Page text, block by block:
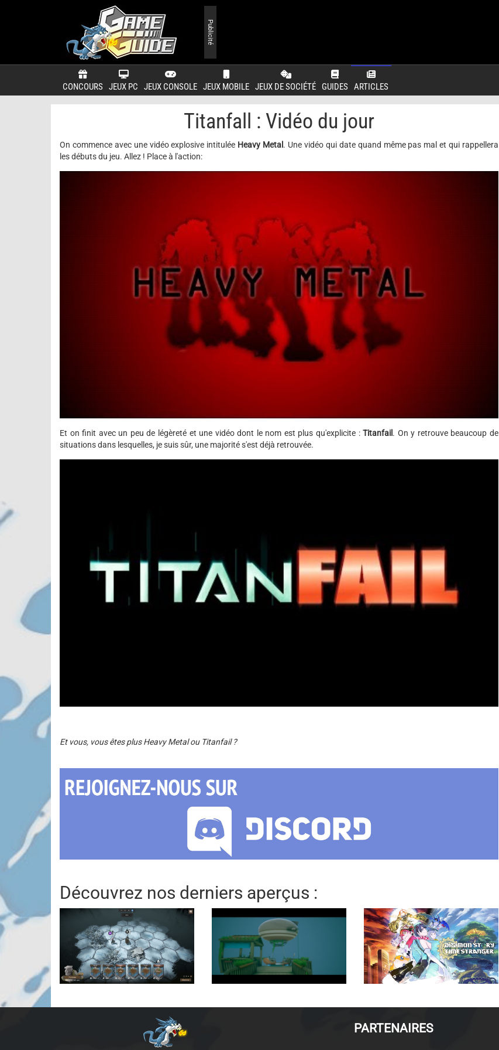
CONCOURS JEUX PC JEUX CONSOLE JEUX MOBILE JEUX DE SOCIÉTÉ GUIDES ARTICLES
Publicité
Titanfall : Vidéo du jour
On commence avec une vidéo explosive intitulée Heavy Metal . Une vidéo qui date quand même pas mal et qui rappellera
les débuts du jeu. Allez ! Place à l'action:
Et on finit avec un peu de légèreté et une vidéo dont le nom est plus qu'explicite :Titanfail . On y retrouve beaucoup de
situations dans lesquelles, je suis sûr, une majorité s'est déjà retrouvée.
Et vous, vous êtes plus Heavy Metal ou Titanfail ?
Découvrez nos derniers aperçus :
PARTENAIRES